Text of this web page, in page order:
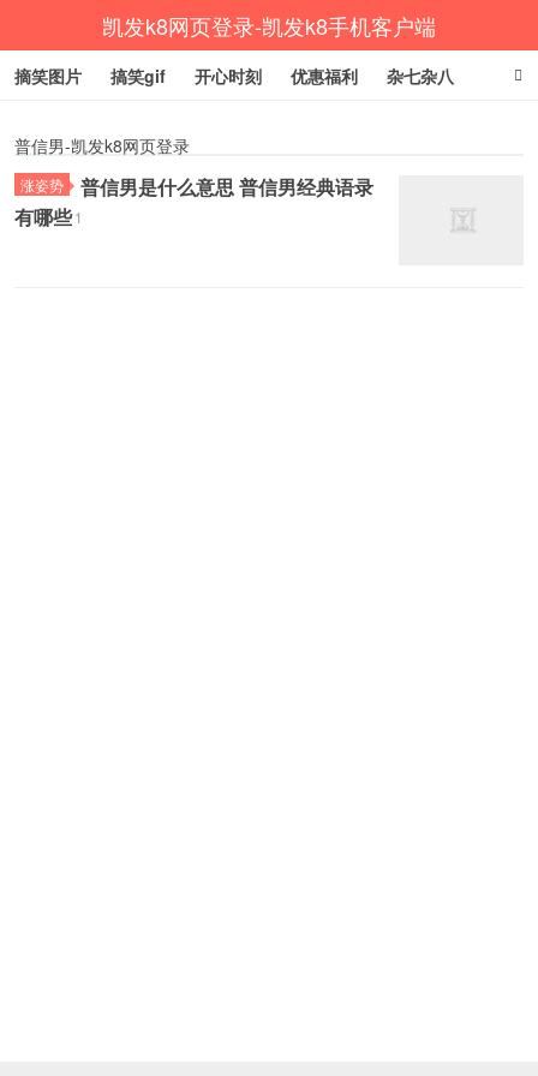
凯发k8网页登录-凯发k8手机客户端
摘笑图片 搞笑gif 开心时刻 优惠福利 杂七杂八
普信男-凯发k8网页登录
涨姿势
普信男是什么意思 普信男经典语录
有哪些1